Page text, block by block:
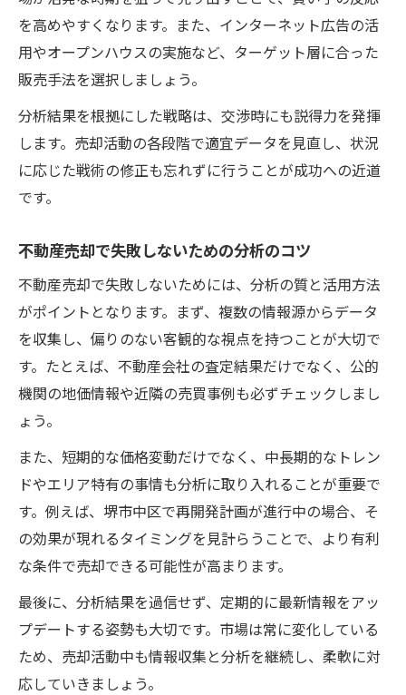
を高めやすくなります。また、インターネット広告の活
用やオープンハウスの実施など、ターゲット層に合った
販売手法を選択しましょう。
分析結果を根拠にした戦略は、交渉時にも説得力を発揮
します。売却活動の各段階で適宜データを見直し、状況
に応じた戦術の修正も忘れずに行うことが成功への近道
です。
不動産売却で失敗しないための分析のコツ
不動産売却で失敗しないためには、分析の質と活用方法
がポイントとなります。まず、複数の情報源からデータ
を収集し、偏りのない客観的な視点を持つことが大切で
す。たとえば、不動産会社の査定結果だけでなく、公的
機関の地価情報や近隣の売買事例も必ずチェックしまし
ょう。
また、短期的な価格変動だけでなく、中長期的なトレン
ドやエリア特有の事情も分析に取り入れることが重要で
す。例えば、堺市中区で再開発計画が進行中の場合、そ
の効果が現れるタイミングを見計らうことで、より有利
な条件で売却できる可能性が高まります。
最後に、分析結果を過信せず、定期的に最新情報をアッ
プデートする姿勢も大切です。市場は常に変化している
ため、売却活動中も情報収集と分析を継続し、柔軟に対
応していきましょう。